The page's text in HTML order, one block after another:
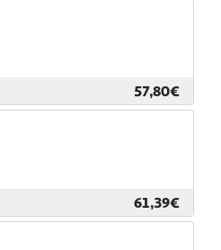
57,80€
61,39€